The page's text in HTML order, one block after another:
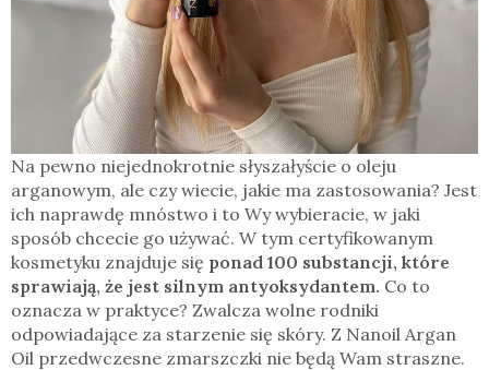
Na pewno niejednokrotnie słyszałyście o oleju
arganowym, ale czy wiecie, jakie ma zastosowania? Jest
ich naprawdę mnóstwo i to Wy wybieracie, w jaki
sposób chcecie go używać. W tym certyfikowanym
kosmetyku znajduje się ponad 100 substancji, które
sprawiają, że jest silnym antyoksydantem. Co to
oznacza w praktyce? Zwalcza wolne rodniki
odpowiadające za starzenie się skóry. Z Nanoil Argan
Oil przedwczesne zmarszczki nie będą Wam straszne.